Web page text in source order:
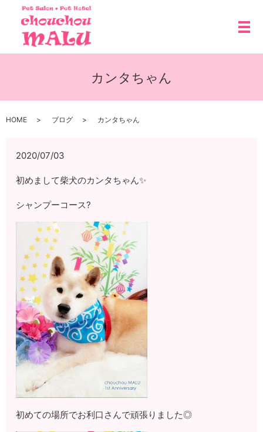
メ
カンタちゃん
HOME ブログ カンタちゃん
2020/07/03
初めまして柴犬のカンタちゃん✨
シャンプーコース?
初めての場所でお利口さんで頑張りました◎